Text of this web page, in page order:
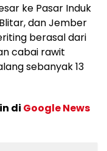
ke Pasar Induk
dan Jember
berasal dari
cabai rawit
sebanyak 13
di Google News